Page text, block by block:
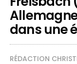
dans une
RÉDACTION